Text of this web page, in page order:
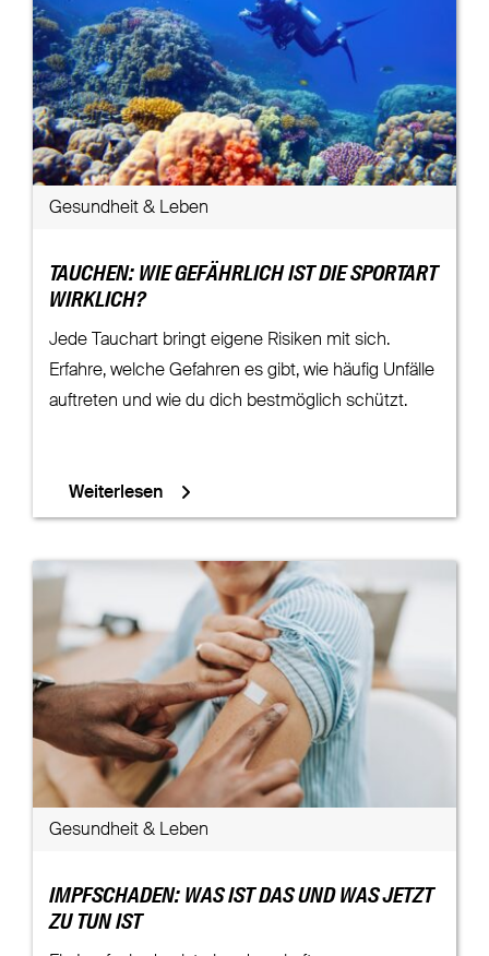
Gesundheit & Leben
TAUCHEN: WIE GEFÄHRLICH IST DIE SPORTART
WIRKLICH?
Jede Tauchart bringt eigene Risiken mit sich.
Erfahre, welche Gefahren es gibt, wie häufig Unfälle
auftreten und wie du dich bestmöglich schützt.
Weiterlesen
Gesundheit & Leben
IMPFSCHADEN: WAS IST DAS UND WAS JETZT
ZU TUN IST